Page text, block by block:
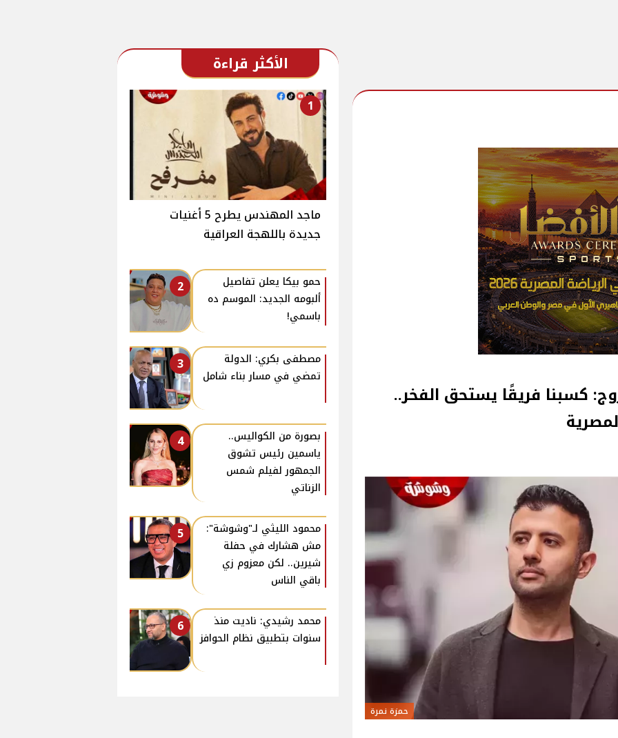
كسبنا فريقًا يستحق الفخر..
حمزة نمرة
الأكثر قراءة
1
ماجد المهندس يطرح 5 أغنيات
جديدة باللهجة العراقية
2
حمو بيكا يعلن تفاصيل
ألبومه الجديد: الموسم ده
باسمي!
3
مصطفى بكري: الدولة
تمضي في مسار بناء شامل
4
بصورة من الكواليس..
ياسمين رئيس تشوق
الجمهور لفيلم شمس
الزناتي
5
محمود الليثي لـ"وشوشة":
مش هشارك في حفلة
شيرين.. لكن معزوم زي
باقي الناس
6
محمد رشيدي: ناديت منذ
سنوات بتطبيق نظام الحوافز